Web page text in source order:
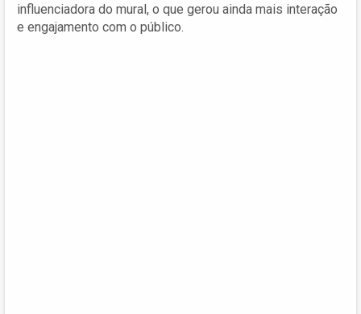
influenciadora do mural, o que gerou ainda mais interação
e engajamento com o público.